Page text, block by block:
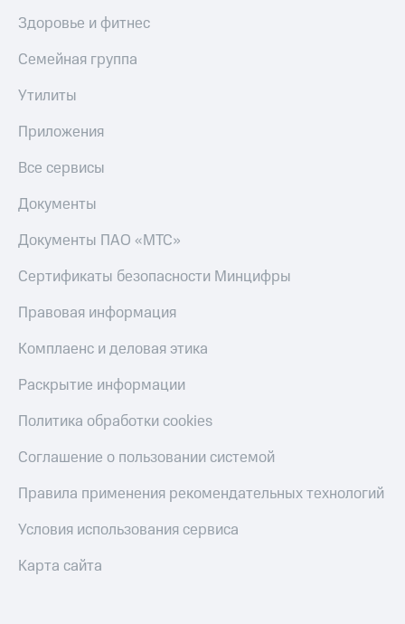
Здоровье и фитнес
Семейная группа
Утилиты
Приложения
Все сервисы
Документы
Документы ПАО «МТС»
Сертификаты безопасности Минцифры
Правовая информация
Комплаенс и деловая этика
Раскрытие информации
Политика обработки cookies
Соглашение о пользовании системой
Правила применения рекомендательных технологий
Условия использования сервиса
Карта сайта